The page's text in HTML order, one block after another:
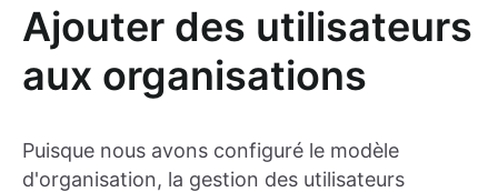
Ajouter des utilisateurs
aux organisations
Puisque nous avons configuré le modèle
d'organisation, la gestion des utilisateurs